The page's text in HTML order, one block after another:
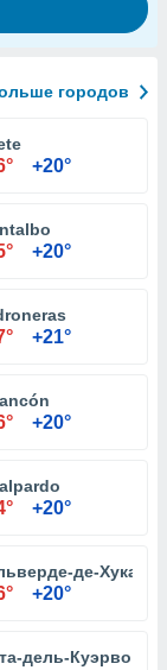
городов
+20°
+20°
+21°
+20°
+20°
де-Хукар
+20°
дель-Куэрво